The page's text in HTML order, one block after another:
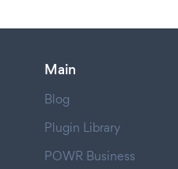
Main
Blog
Plugin Library
POWR Business